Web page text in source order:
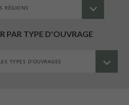
PAR TYPE D'OUVRAGE